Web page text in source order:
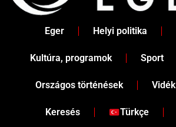
Eger Helyi politika
Kultúra, programok Sport
Országos történések Vidék
Keresés Türkçe